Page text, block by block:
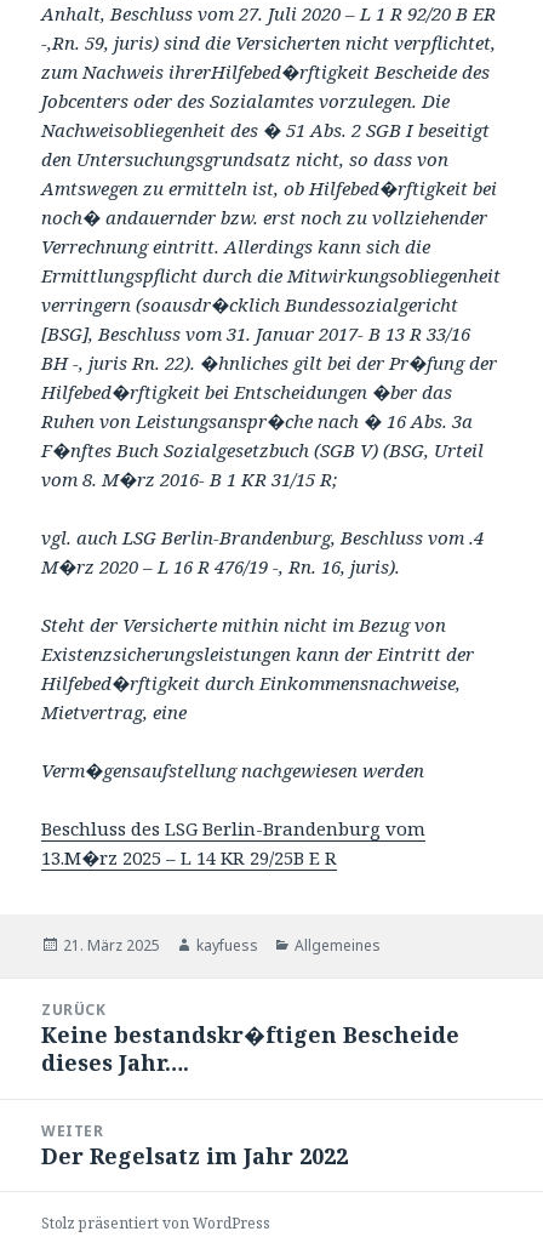
Anhalt, Beschluss vom 27. Juli 2020 – L 1 R 92/20 B ER
-,Rn. 59, juris) sind die Versicherten nicht verpflichtet,
zum Nachweis ihrerHilfebed�rftigkeit Bescheide des
Jobcenters oder des Sozialamtes vorzulegen. Die
Nachweisobliegenheit des � 51 Abs. 2 SGB I beseitigt
den Untersuchungsgrundsatz nicht, so dass von
Amtswegen zu ermitteln ist, ob Hilfebed�rftigkeit bei
noch� andauernder bzw. erst noch zu vollziehender
Verrechnung eintritt. Allerdings kann sich die
Ermittlungspflicht durch die Mitwirkungsobliegenheit
verringern (soausdr�cklich Bundessozialgericht
[BSG], Beschluss vom 31. Januar 2017- B 13 R 33/16
BH -, juris Rn. 22). �hnliches gilt bei der Pr�fung der
Hilfebed�rftigkeit bei Entscheidungen �ber das
Ruhen von Leistungsanspr�che nach � 16 Abs. 3a
F�nftes Buch Sozialgesetzbuch (SGB V) (BSG, Urteil
vom 8. M�rz 2016- B 1 KR 31/15 R;
vgl. auch LSG Berlin-Brandenburg, Beschluss vom .4
M�rz 2020 – L 16 R 476/19 -, Rn. 16, juris).
Steht der Versicherte mithin nicht im Bezug von
Existenzsicherungsleistungen kann der Eintritt der
Hilfebed�rftigkeit durch Einkommensnachweise,
Mietvertrag, eine
Verm�gensaufstellung nachgewiesen werden
Beschluss des LSG Berlin-Brandenburg vom
13.M�rz 2025 – L 14 KR 29/25B E R
Veröffentlicht
21. März 2025 Autor
kayfuess Kategorien
Allgemeines
ZURÜCK
Vorheriger
Beitrag:
Keine bestandskr�ftigen Bescheide
dieses Jahr….
WEITER
Nächster
Der Regelsatz im Jahr 2022
Stolz präsentiert von WordPress